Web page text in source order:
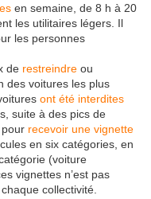
en semaine, de 8 h à 20
les utilitaires légers. Il
les personnes
de restreindre ou
des voitures les plus
ont été interdites
suite à des pics de
recevoir une vignette
en six catégories, en
(voiture
vignettes n’est pas
collectivité.